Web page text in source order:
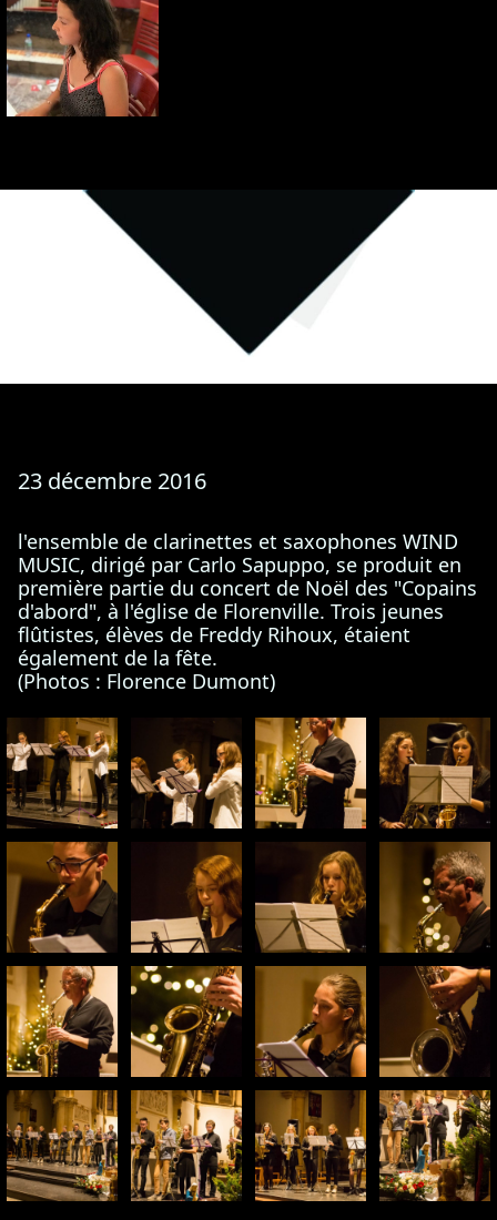
23 décembre 2016
l'ensemble de clarinettes et saxophones WIND
MUSIC, dirigé par Carlo Sapuppo, se produit en
première partie du concert de Noël des "Copains
d'abord", à l'église de Florenville. Trois jeunes
flûtistes, élèves de Freddy Rihoux, étaient
également de la fête.
(Photos : Florence Dumont)